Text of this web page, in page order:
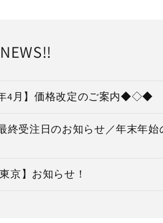
NEWS!!
4月】価格改定のご案内◆◇◆
終受注日のお知らせ／年末年始
京】お知らせ！